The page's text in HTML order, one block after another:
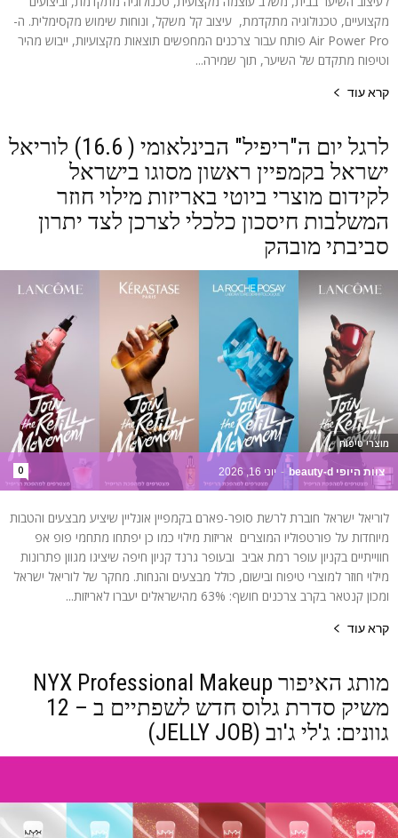
מקצועיים, טכנולוגיה מתקדמת, עיצוב קל משקל, ונוחות שימוש מקסימלית. ה-
Air Power Pro פותח עבור צרכנים המחפשים תוצאות מקצועיות, ייבוש מהיר
וטיפוח מתקדם של השיער, תוך שמירה...
קרא עוד
לרגל יום ה"ריפיל" הבינלאומי ( 16.6) לוריאל
ישראל בקמפיין ראשון מסוגו בישראל
לקידום מוצרי ביוטי באריזות מילוי חוזר
המשלבות חיסכון כלכלי לצרכן לצד יתרון
סביבתי מובהק
צוות היופי beauty-d - יוני 16, 2026 0
מוצרי טיפוח
לוריאל ישראל חוברת לרשת סופר-פארם בקמפיין אונליין שיציע מבצעים והטבות
מיוחדות על פורטפוליו המוצרים אריזות מילוי כמו כן יפתחו מתחמי פופ אפ
חווייתיים בקניון עופר רמת אביב ובעופר גרנד קניון חיפה שיציגו מגוון פתרונות
מילוי חוזר למוצרי טיפוח ובישום, כולל מבצעים והנחות. מחקר של לוריאל ישראל
ומכון קנטאר בקרב צרכנים חושף: 63% מהישראלים יעברו לאריזות...
קרא עוד
מותג האיפור NYX Professional Makeup
משיק סדרת גלוס חדש לשפתיים ב – 12
גוונים: ג'לי ג'וב (JELLY JOB)